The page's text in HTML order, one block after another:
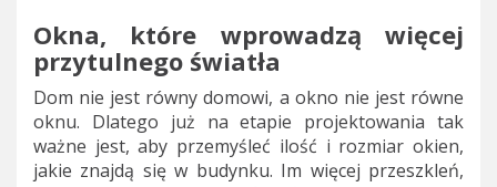
Okna, które wprowadzą więcej
przytulnego światła
Dom nie jest równy domowi, a okno nie jest równe
oknu. Dlatego już na etapie projektowania tak
ważne jest, aby przemyśleć ilość i rozmiar okien,
jakie znajdą się w budynku. Im więcej przeszkleń,